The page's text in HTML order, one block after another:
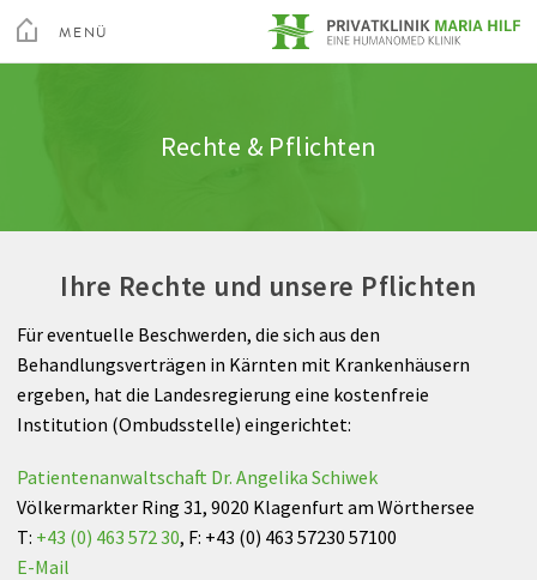
Menu
MENÜ
Privatklinik Maria Hilf
Arztsuche
Magazin Karriere
Rechte & Pflichten
Schulter
Hand
Hüfte
Knie
Fuß
Plastische Chirurgie
Berufspraktikum
Ihr Aufenthalt
Ausstattung & Komfort
Wissenswertes A-Z
Rechte & Pflichten
Über Uns
Videos
Ambulante Rehabilitation
altis_med
Aktive altis Sportler
Anreise
Ihre Rechte und unsere Pflichten
Für eventuelle Beschwerden, die sich aus den
Behandlungsverträgen in Kärnten mit Krankenhäusern
ergeben, hat die Landesregierung eine kostenfreie
Institution (Ombudsstelle) eingerichtet:
Patientenanwaltschaft Dr. Angelika Schiwek
Völkermarkter Ring 31, 9020 Klagenfurt am Wörthersee
T: +43 (0) 463 572 30, F: +43 (0) 463 57230 57100
E-Mail